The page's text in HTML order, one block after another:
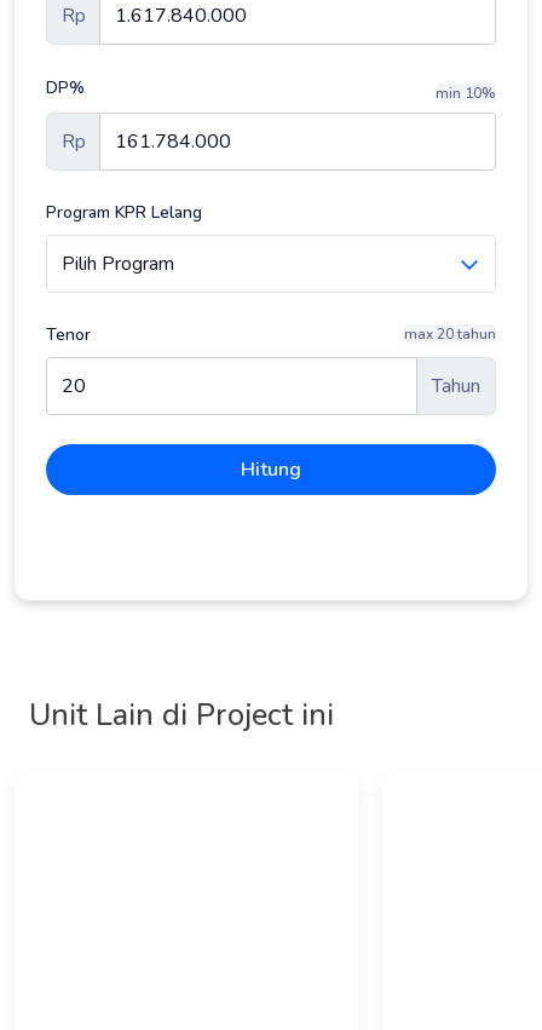
Rp
DP% min 10%
Rp
Program KPR Lelang
Tenor max 20 tahun
Tahun
Hitung
Unit Lain di Project ini